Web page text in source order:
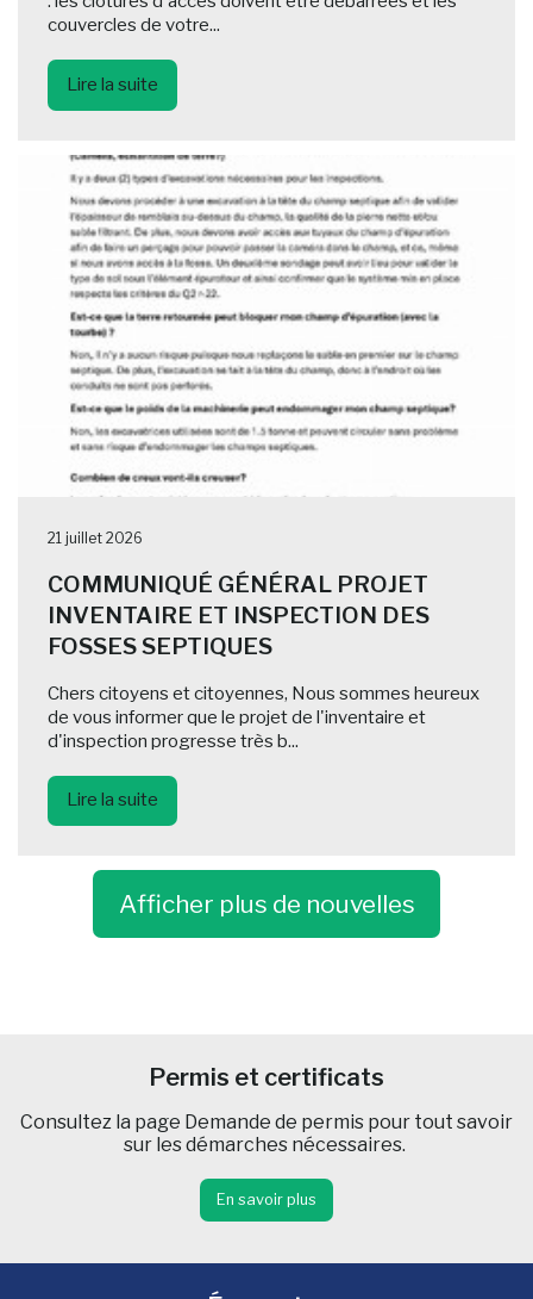
couvercles de votre...
Lire la suite
21 juillet 2026
COMMUNIQUÉ GÉNÉRAL PROJET
INVENTAIRE ET INSPECTION DES
FOSSES SEPTIQUES
Chers citoyens et citoyennes, Nous sommes heureux
de vous informer que le projet de l'inventaire et
d'inspection progresse très b...
Lire la suite
Afficher plus de nouvelles
Permis et certificats
Consultez la page Demande de permis pour tout savoir
sur les démarches nécessaires.
En savoir plus